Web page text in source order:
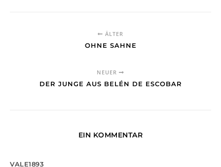
ÄLTER
OHNE SAHNE
NEUER
DER JUNGE AUS BELÉN DE ESCOBAR
EIN KOMMENTAR
VALE1893